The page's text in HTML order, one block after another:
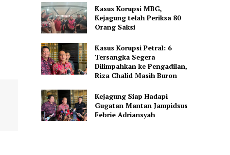
Kasus Korupsi MBG,
Kejagung telah Periksa 80
Orang Saksi
Kasus Korupsi Petral: 6
Tersangka Segera
Dilimpahkan ke Pengadilan,
Riza Chalid Masih Buron
Kejagung Siap Hadapi
Gugatan Mantan Jampidsus
Febrie Adriansyah